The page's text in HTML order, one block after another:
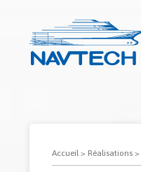
Accueil > Réalisations >